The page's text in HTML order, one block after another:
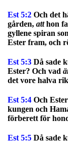
Est 5:2 Och det
gården, atthon
gyllene spiran
Ester fram, och
Est 5:3 Då sade
Ester? Och vad
det vore halva
Est 5:4 Och
kungen och
förberett för
Est 5:5 Då sade